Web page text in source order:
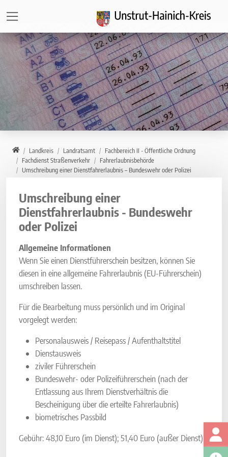
HomeLandkreis Landratsamt
Fachbereich II - Öffentliche Ordnung
Fachdienst Straßenverkehr
Fahrerlaubnisbehörde
Umschreibung einer Dienstfahrerlaubnis – Bundeswehr oder Polizei
Umschreibung einer
Dienstfahrerlaubnis - Bundeswehr
oder Polizei
Allgemeine Informationen
Wenn Sie einen Dienstführerschein besitzen, können Sie
diesen in eine allgemeine Fahrerlaubnis (EU-Führerschein)
umschreiben lassen.
Für die Bearbeitung muss persönlich und im Original
vorgelegt werden:
Personalausweis / Reisepass / Aufenthaltstitel
Dienstausweis
ziviler Führerschein
Bundeswehr- oder Polizeiführerschein (nach der
Entlassung aus Ihrem Dienstverhältnis die
Bescheinigung über die erteilte Fahrerlaubnis)
biometrisches Passbild
Gebühr: 48,10 Euro (im Dienst); 51,40 Euro (außer Dienst)